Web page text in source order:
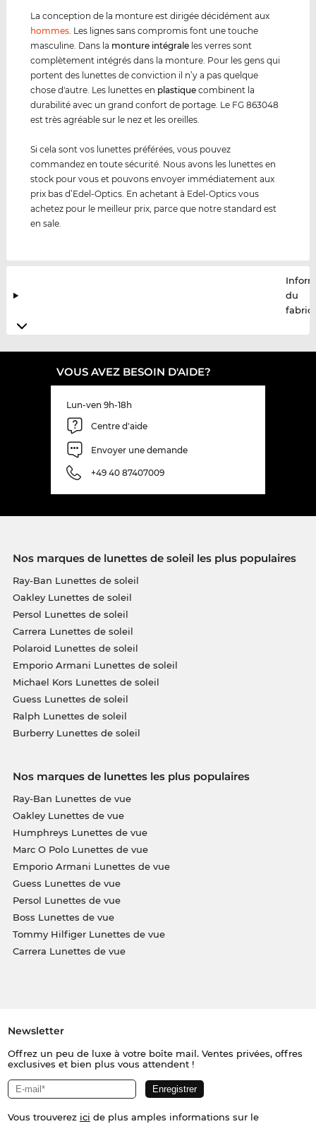
La conception de la monture est dirigée décidément aux
hommes. Les lignes sans compromis font une touche
masculine. Dans la monture intégrale les verres sont
complètement intégrés dans la monture. Pour les gens qui
portent des lunettes de conviction il n’y a pas quelque
chose d'autre. Les lunettes en plastique combinent la
durabilité avec un grand confort de portage. Le FG 863048
est très agréable sur le nez et les oreilles.
Si cela sont vos lunettes préférées, vous pouvez
commandez en toute sécurité. Nous avons les lunettes en
stock pour vous et pouvons envoyer immédiatement aux
prix bas d’Edel-Optics. En achetant à Edel-Optics vous
achetez pour le meilleur prix, parce que notre standard est
en sale.
du
VOUS AVEZ BESOIN D'AIDE?
Lun-ven 9h-18h
Centre d'aide
Envoyer une demande
+49 40 87407009
Nos marques de lunettes de soleil les plus populaires
Ray-Ban Lunettes de soleil
Oakley Lunettes de soleil
Persol Lunettes de soleil
Carrera Lunettes de soleil
Polaroid Lunettes de soleil
Emporio Armani Lunettes de soleil
Michael Kors Lunettes de soleil
Guess Lunettes de soleil
Ralph Lunettes de soleil
Burberry Lunettes de soleil
Nos marques de lunettes les plus populaires
Ray-Ban Lunettes de vue
Oakley Lunettes de vue
Humphreys Lunettes de vue
Marc O Polo Lunettes de vue
Emporio Armani Lunettes de vue
Guess Lunettes de vue
Persol Lunettes de vue
Boss Lunettes de vue
Tommy Hilfiger Lunettes de vue
Carrera Lunettes de vue
Newsletter
Offrez un peu de luxe à votre boîte mail. Ventes privées, offres
exclusives et bien plus vous attendent !
Vous trouverez ici de plus amples informations sur le